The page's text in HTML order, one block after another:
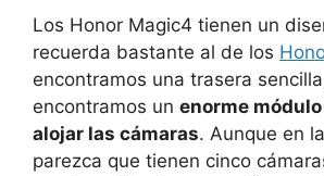
Los Honor Magic4 tienen un
recuerda bastante al de los
encontramos una trasera
encontramos un enorme
alojar las cámaras. Aunque en
parezca que tienen cinco